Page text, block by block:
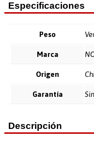
Especificaciones
Peso
Marca
Origen
Garantía
Descripción